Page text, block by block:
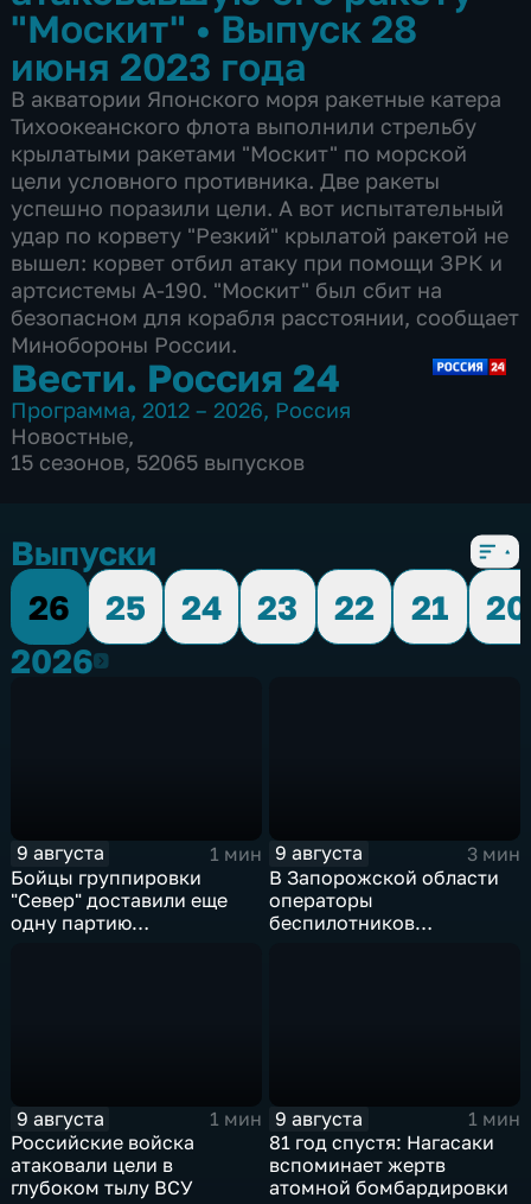
"Москит" •Выпуск 28
июня 2023 года
В акватории Японского моря ракетные катера
Тихоокеанского флота выполнили стрельбу
крылатыми ракетами "Москит" по морской
цели условного противника. Две ракеты
успешно поразили цели. А вот испытательный
удар по корвету "Резкий" крылатой ракетой не
вышел: корвет отбил атаку при помощи ЗРК и
артсистемы А-190. "Москит" был сбит на
безопасном для корабля расстоянии, сообщает
Минобороны России.
Вести. Россия 24
Программа, 2012 – 2026, Россия
Новостные,
15 сезонов, 52065 выпусков
Выпуски
26
25 24 23 22 21
20
20262026
9 августа
1 мин
Бойцы группировки
"Север" доставили еще
одну партию
9 августа
3 мин
В Запорожской области
операторы
беспилотников
9 августа
1 мин
Российские войска
атаковали цели в
глубоком тылу ВСУ
9 августа
1 мин
81 год спустя: Нагасаки
вспоминает жертв
атомной бомбардировки